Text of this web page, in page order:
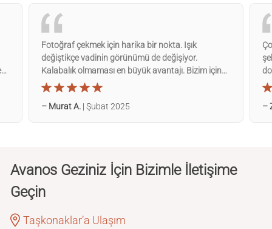
Fotoğraf çekmek için harika bir nokta. Işık
değiştikçe vadinin görünümü de değişiyor.
Kalabalık olmaması en büyük avantajı. Bizim için
güzel bir deneyim oldu kesinlikle tavsiye ederim.
– Murat A. | Şubat 2025 –
Avanos Geziniz İçin Bizimle İletişime
Geçin
Taşkonaklar’a Ulaşım